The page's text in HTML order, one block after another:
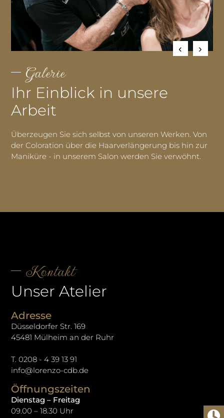
Galerie
Ihr Einblick in unsere
Arbeit
Überzeugen Sie sich selbst von unseren Werken. Von
der Coloration über die Haarverlängerung bis hin zur
Maniküre - in unserem Salon werden Sie verwöhnt.
Kontakt
Unser Atelier
Adresse
Düsseldorfer Str. 169
45481 Mülheim an der Ruhr
T. 0208 - 4 39 13 91
info@lorenzo-cdb.de
Öffnungszeiten
Dienstag – Freitag
09.00 – 18.30 Uhr